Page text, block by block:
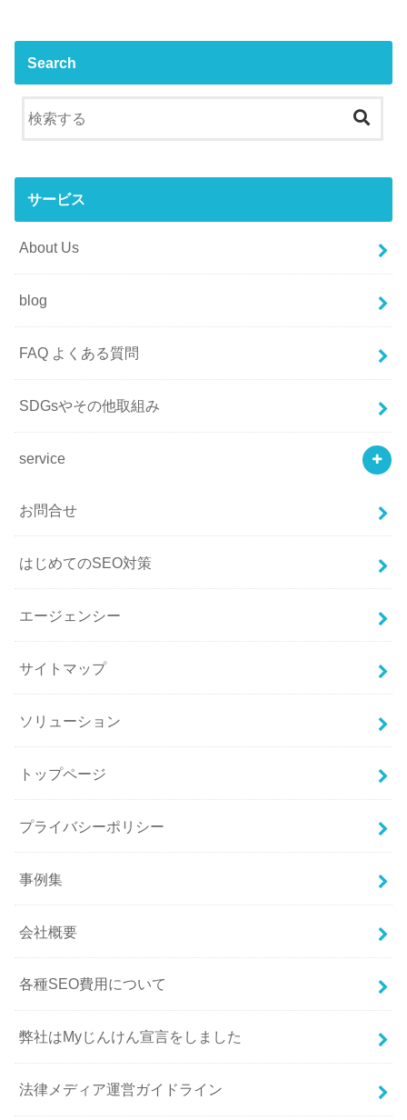
Search
サービス
About Us
blog
FAQ よくある質問
SDGsやその他取組み
service
お問合せ
はじめてのSEO対策
エージェンシー
サイトマップ
ソリューション
トップページ
プライバシーポリシー
事例集
会社概要
各種SEO費用について
弊社はMyじんけん宣言をしました
法律メディア運営ガイドライン